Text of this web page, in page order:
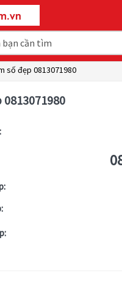
số đẹp 0813071980
0813071980